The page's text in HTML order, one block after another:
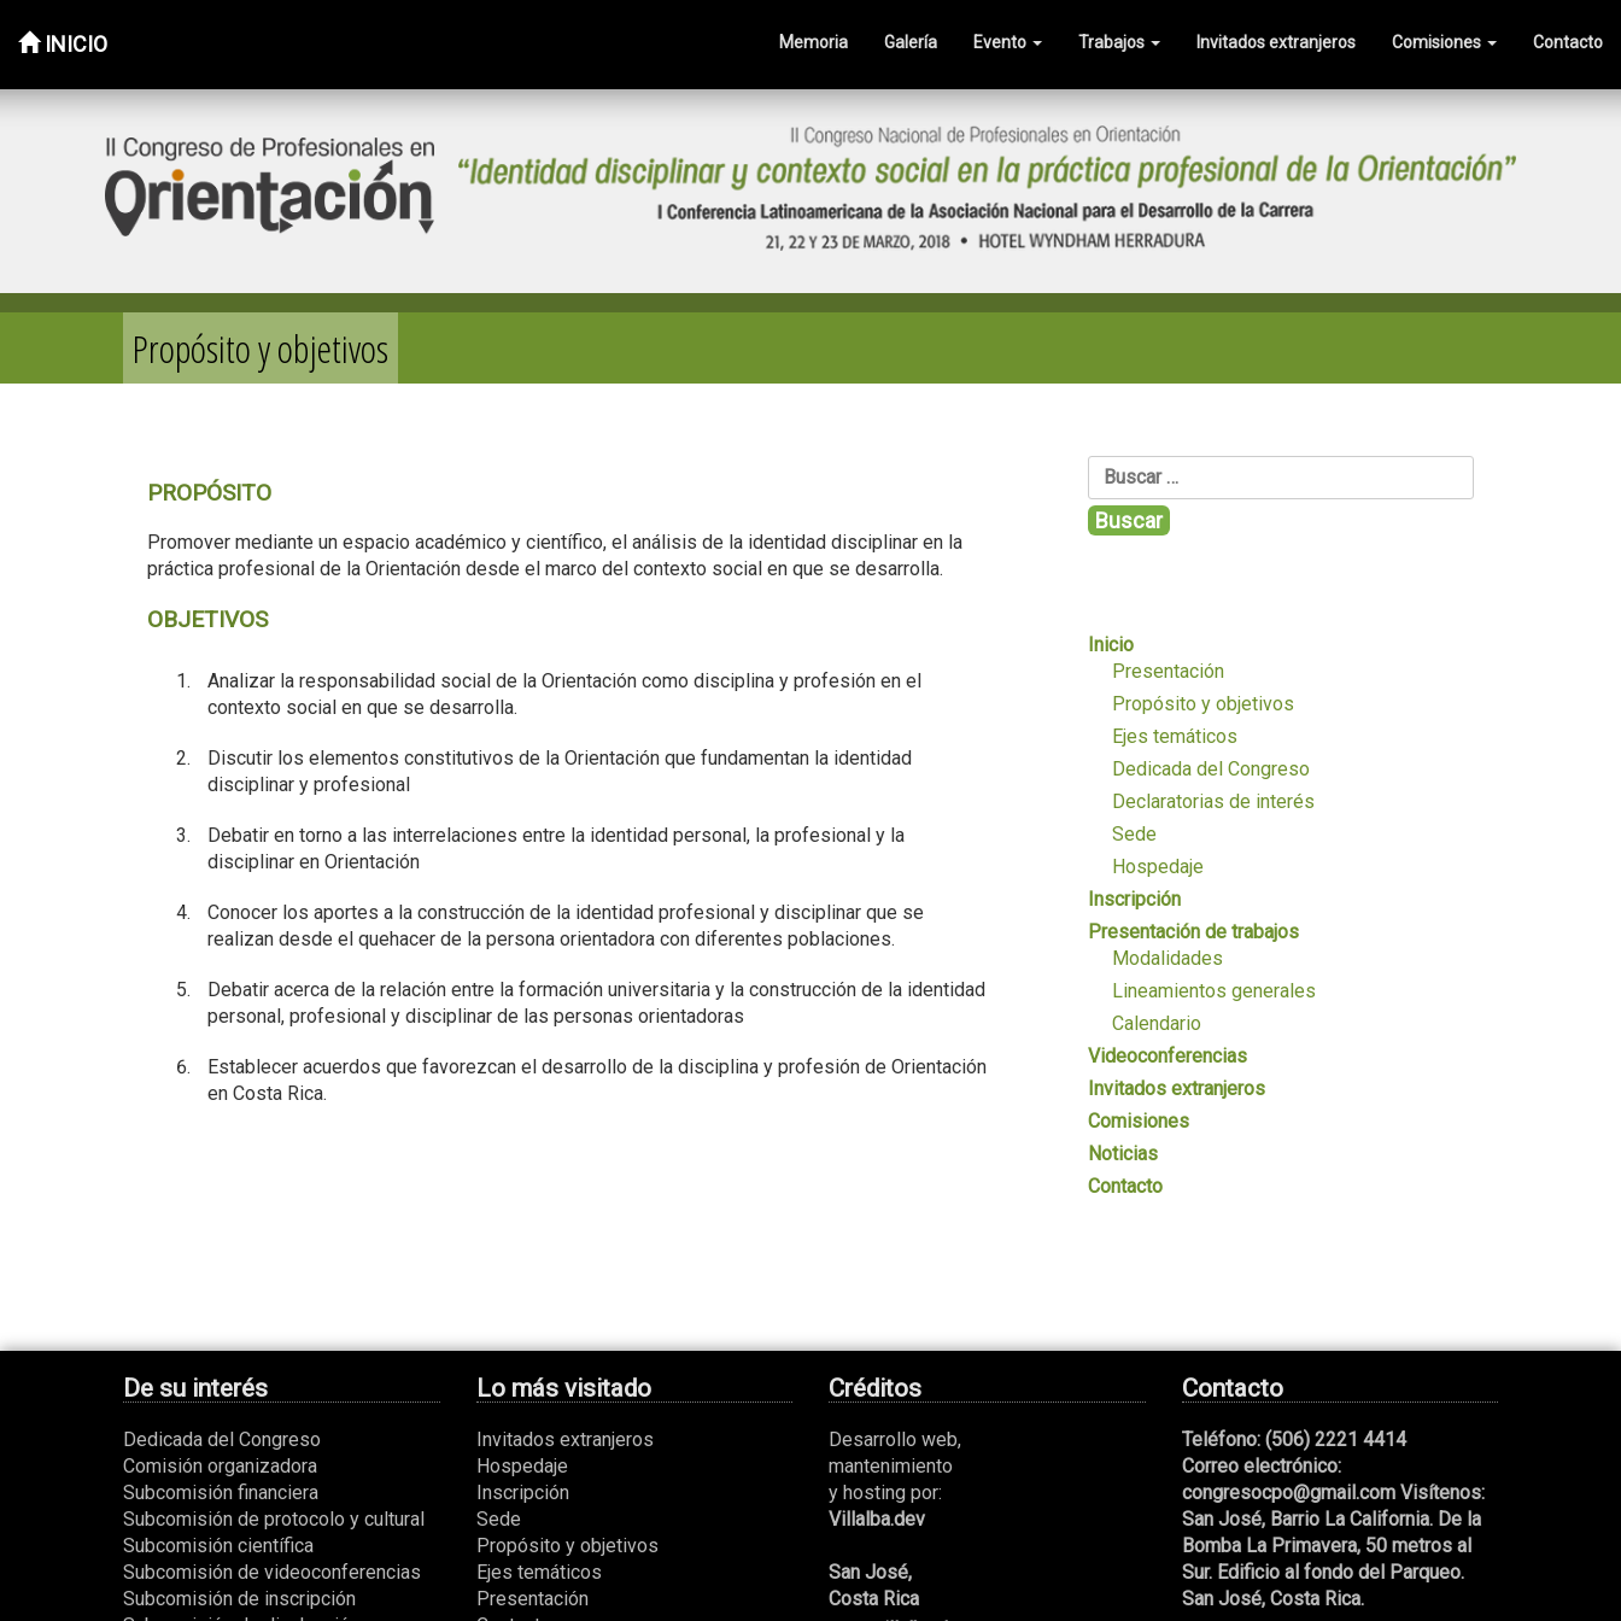
Saltar
INICIO Memoria Galería Evento Trabajos Invitados extranjeros Comisiones Contacto
Propósito y objetivos
PROPÓSITO
Promover mediante un espacio académico y científico, el análisis de la identidad disciplinar en la
práctica profesional de la Orientación desde el marco del contexto social en que se desarrolla.
OBJETIVOS
Analizar la responsabilidad social de la Orientación como disciplina y profesión en el
contexto social en que se desarrolla.
Discutir los elementos constitutivos de la Orientación que fundamentan la identidad
disciplinar y profesional
Debatir en torno a las interrelaciones entre la identidad personal, la profesional y la
disciplinar en Orientación
Conocer los aportes a la construcción de la identidad profesional y disciplinar que se
realizan desde el quehacer de la persona orientadora con diferentes poblaciones.
Debatir acerca de la relación entre la formación universitaria y la construcción de la identidad
personal, profesional y disciplinar de las personas orientadoras
Establecer acuerdos que favorezcan el desarrollo de la disciplina y profesión de Orientación
en Costa Rica.
Buscar:
Inicio
Presentación
Propósito y objetivos
Ejes temáticos
Dedicada del Congreso
Declaratorias de interés
Sede
Hospedaje
Inscripción
Presentación de trabajos
Modalidades
Lineamientos generales
Calendario
Videoconferencias
Invitados extranjeros
Comisiones
Noticias
Contacto
De su interés
Dedicada del Congreso
Comisión organizadora
Subcomisión financiera
Subcomisión de protocolo y cultural
Subcomisión científica
Subcomisión de videoconferencias
Subcomisión de inscripción
Lo más visitado
Invitados extranjeros
Hospedaje
Inscripción
Sede
Propósito y objetivos
Ejes temáticos
Presentación
Créditos
Desarrollo web,
mantenimiento
y hosting por:
Villalba.dev
San José,
Costa Rica
Contacto
Teléfono:(506) 2221 4414
Correo electrónico:
congresocpo@gmail.com Visítenos:
San José, Barrio La California. De la
Bomba La Primavera, 50 metros al
Sur. Edificio al fondo del Parqueo.
San José, Costa Rica.